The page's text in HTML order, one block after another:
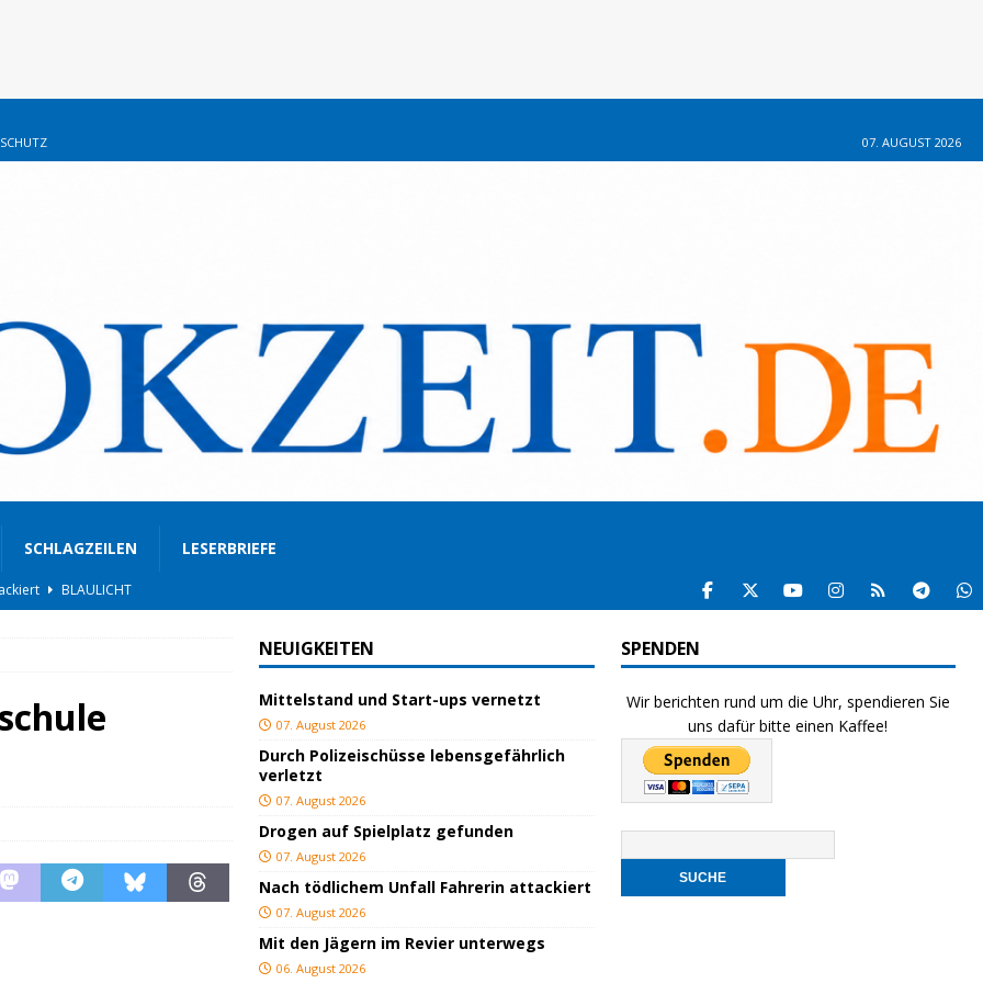
07. AUGUST 2026
SCHLAGZEILEN LESERBRIEFE
JUGEND/BILDUNG
BLAULICHT
BLAULICHT
NEUIGKEITEN
Mittelstand und Start-ups vernetzt
07. August 2026
Durch Polizeischüsse lebensgefährlich
verletzt
07. August 2026
Drogen auf Spielplatz gefunden
07. August 2026
Nach tödlichem Unfall Fahrerin attackiert
07. August 2026
Mit den Jägern im Revier unterwegs
06. August 2026
SPENDEN
Wir berichten rund um die Uhr, spendieren Sie
uns dafür bitte einen Kaffee!